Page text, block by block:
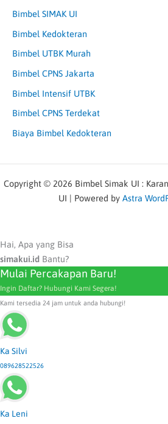
Bimbel SIMAK UI
Bimbel Kedokteran
Bimbel UTBK Murah
Bimbel CPNS Jakarta
Bimbel Intensif UTBK
Bimbel CPNS Terdekat
Biaya Bimbel Kedokteran
Copyright © 2026 Bimbel Simak UI :
UI | Powered by Astra
Hai, Apa yang Bisa
simakui.id Bantu?
Mulai Percakapan Baru!
Ingin Daftar? Hubungi Kami Segera!
Kami tersedia 24 jam untuk anda hubungi!
Ka Silvi
089628522526
Ka Leni